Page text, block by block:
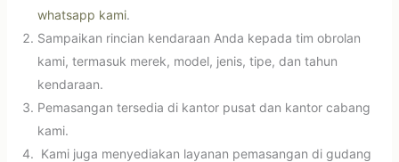
whatsapp kami.
Sampaikan rincian kendaraan Anda kepada tim obrolan
kami, termasuk merek, model, jenis, tipe, dan tahun
kendaraan.
Pemasangan tersedia di kantor pusat dan kantor cabang
kami.
Kami juga menyediakan layanan pemasangan di gudang